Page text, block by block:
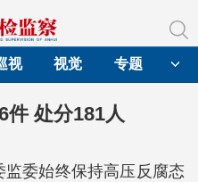
视 视觉 专题
件 处分181人
委始终保持高压反腐态